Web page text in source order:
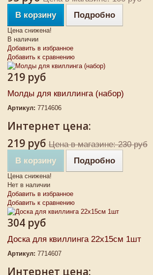
В корзину
Подробно
Цена снижена!
В наличии
Добавить в избранное
Добавить к сравнению
219 руб
Молды для квиллинга (набор)
Артикул: 7714606
Интернет цена:
219 руб Цена в магазине: 230 руб
В корзину
Подробно
Цена снижена!
Нет в наличии
Добавить в избранное
Добавить к сравнению
304 руб
Доска для квиллинга 22х15см 1шт
Артикул: 7714607
Интернет цена: